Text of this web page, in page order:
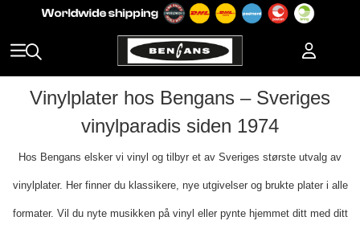
Vinylplater hos Bengans – Sveriges
vinylparadis siden 1974
Hos Bengans elsker vi vinyl og tilbyr et av Sveriges største utvalg av
vinylplater. Her finner du klassikere, nye utgivelser og brukte plater i alle
formater. Vil du nyte musikken på vinyl eller pynte hjemmet ditt med ditt